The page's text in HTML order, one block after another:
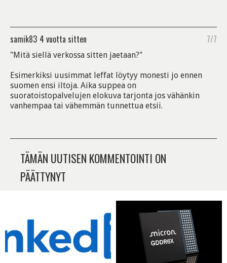
samik83 4 vuotta sitten 7/7
"Mitä siellä verkossa sitten jaetaan?"
Esimerkiksi uusimmat leffat löytyy monesti jo ennen
suomen ensi iltoja. Aika suppea on
suoratoistopalvelujen elokuva tarjonta jos vähänkin
vanhempaa tai vähemmän tunnettua etsii.
TÄMÄN UUTISEN KOMMENTOINTI ON
PÄÄTTYNYT